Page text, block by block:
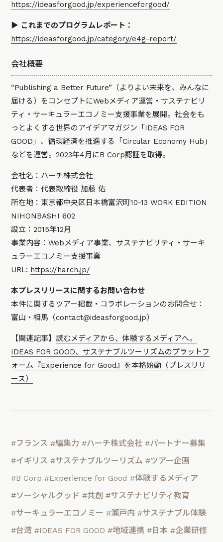
https://ideasforgood.jp/experienceforgood/
▶ これまでのプログラムレポート：
https://ideasforgood.jp/category/e4g-report/
会社概要
“Publishing a Better Future”（よりよい未来を、みんなに
届ける）をコンセプトにWebメディア運営・サステナビリ
ティ・サーキュラーエコノミー支援事業を展開。社会をも
っとよくする世界のアイデアマガジン「IDEAS FOR
GOOD」、循環経済を推進する「Circular Economy Hub」
などを運営。2023年4月にB Corp認証を取得。
会社名：ハーチ株式会社
代表者：代表取締役 加藤 佑
所在地：東京都中央区日本橋富沢町10-13 WORK EDITION
NIHONBASHI 602
設立：2015年12月
事業内容：Webメディア事業、サステナビリティ・サーキ
ュラーエコノミー支援事業
URL: https://harch.jp/
本プレスリリースに関するお問い合わせ
本件に関するツアー掲載・コラボレーションのお問合せ：
富山・相馬（contact@ideasforgood.jp）
【関連記事】読むメディアから、体験するメディアへ。
IDEAS FOR GOOD、サステナブルツーリズムのプラットフ
ォーム『Experience for Good』を本格始動（プレスリリ
ース）
#フランス #編集力 #ハーチ株式会社 #パートナー募集
#イギリス #サステナブルツーリズム #ツアー企画
#B Corp #Experience for Good #体験するメディア
#ソーシャルグッド #共創 #サステナビリティ教育
#サーキュラーエコノミー #瀬戸内 #サステナブル体験
#台湾 #IDEAS FOR GOOD #地域連携 #日本 #企業研修